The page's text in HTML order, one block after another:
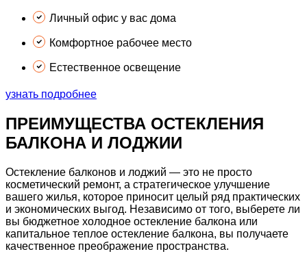
Личный офис у вас дома
Комфортное рабочее место
Естественное освещение
узнать подробнее
ПРЕИМУЩЕСТВА ОСТЕКЛЕНИЯ
БАЛКОНА И ЛОДЖИИ
Остекление балконов и лоджий — это не просто
косметический ремонт, а стратегическое улучшение
вашего жилья, которое приносит целый ряд практических
и экономических выгод. Независимо от того, выберете ли
вы бюджетное холодное остекление балкона или
капитальное теплое остекление балкона, вы получаете
качественное преображение пространства.